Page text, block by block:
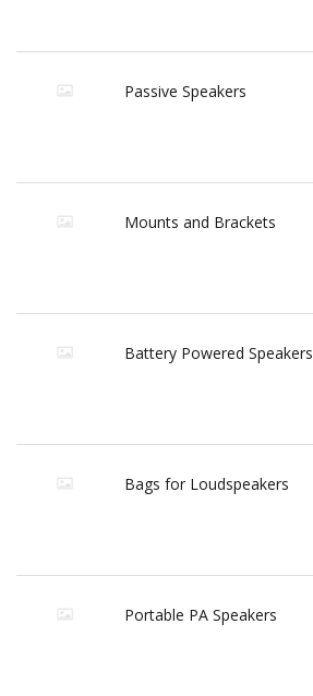
Passive Speakers
Mounts and Brackets
Battery Powered Speakers
Bags for Loudspeakers
Portable PA Speakers